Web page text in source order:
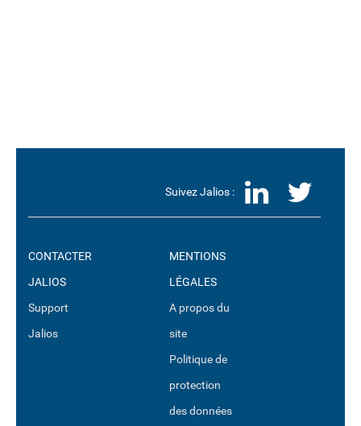
Suivez Jalios :
CONTACTER
JALIOS
Support
Jalios
MENTIONS
LÉGALES
A propos du
site
Politique de
protection
des données